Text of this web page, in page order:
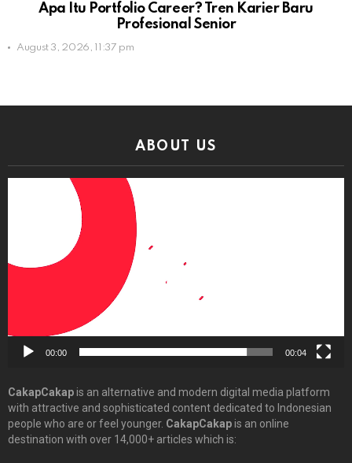
Apa Itu Portfolio Career? Tren Karier Baru
Profesional Senior
August 3, 2026, 11:37 pm
ABOUT US
00:00 00:04
CakapCakapis an alternative and modern digital media platform
with attractive and sophisticated content dedicated to Indonesian
people who are or feel younger. CakapCakapis an online
destination with over 14,000+ articles which is: